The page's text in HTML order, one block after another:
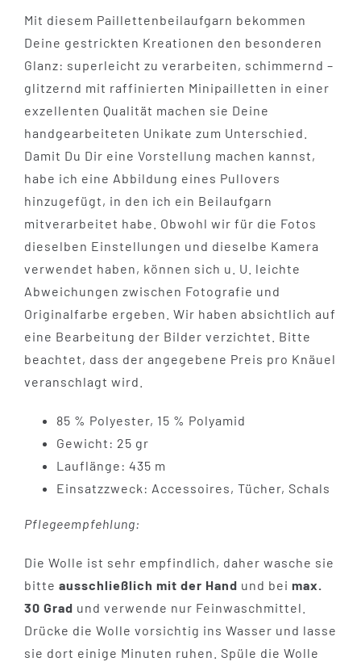
Mit diesem Paillettenbeilaufgarn bekommen
Deine gestrickten Kreationen den besonderen
Glanz: superleicht zu verarbeiten, schimmernd –
glitzernd mit raffinierten Minipailletten in einer
exzellenten Qualität machen sie Deine
handgearbeiteten Unikate zum Unterschied.
Damit Du Dir eine Vorstellung machen kannst,
habe ich eine Abbildung eines Pullovers
hinzugefügt, in den ich ein Beilaufgarn
mitverarbeitet habe. Obwohl wir für die Fotos
dieselben Einstellungen und dieselbe Kamera
verwendet haben, können sich u. U. leichte
Abweichungen zwischen Fotografie und
Originalfarbe ergeben. Wir haben absichtlich auf
eine Bearbeitung der Bilder verzichtet. Bitte
beachtet, dass der angegebene Preis pro Knäuel
veranschlagt wird.
85 % Polyester, 15 % Polyamid
Gewicht: 25 gr
Lauflänge: 435 m
Einsatzzweck: Accessoires, Tücher, Schals
Pflegeempfehlung:
Die Wolle ist sehr empfindlich, daher wasche sie
bitte ausschließlich mit der Hand und bei max.
30 Grad und verwende nur Feinwaschmittel.
Drücke die Wolle vorsichtig ins Wasser und lasse
sie dort einige Minuten ruhen. Spüle die Wolle